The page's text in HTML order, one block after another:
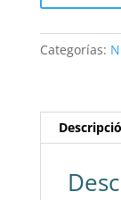
Categorías: